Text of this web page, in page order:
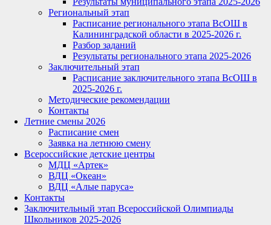
Региональный этап
Расписание регионального этапа ВсОШ в
Калининградской области в 2025-2026 г.
Разбор заданий
Результаты регионального этапа 2025-2026
Заключительный этап
Расписание заключительного этапа ВсОШ в
2025-2026 г.
Методические рекомендации
Контакты
Летние смены 2026
Расписание смен
Заявка на летнюю смену
Всероссийские детские центры
МДЦ «Артек»
ВДЦ «Океан»
ВДЦ «Алые паруса»
Контакты
Заключительный этап Всероссийской Олимпиады
Школьников 2025-2026